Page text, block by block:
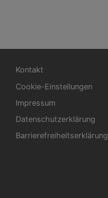
Fußbereichsmenü
Kontakt
Cookie-Einstellungen
Impressum
Datenschutzerklärung
Barrierefreiheitserklärung